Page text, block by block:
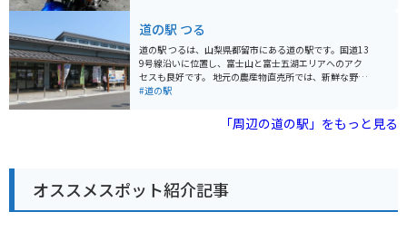
多摩川が流れており、川の麓まで近づけるようになって
います。食事も温泉もロケーションも全てが素晴らしく
癒されるスポットになっています。 東京都内からもアク
セスしやすく、中央道八王子ICから2時間以内には到着
します。
道の駅 つる
道の駅 つるは、山梨県都留市にある道の駅です。国道13
9号線沿いに位置し、富士山と富士五湖エリアへのアク
セスも良好です。 地元の農産物直売所では、新鮮な野菜
や果物を購入できます。特におすすめは、高原野菜と桃
しむことができます。 バイクツーリングで訪れる場合、
道の駅 つるは休憩場所として最適です。駐車場も広く、
#道の駅
「周辺の道の駅」をもっと見る
オススメスポット紹介記事